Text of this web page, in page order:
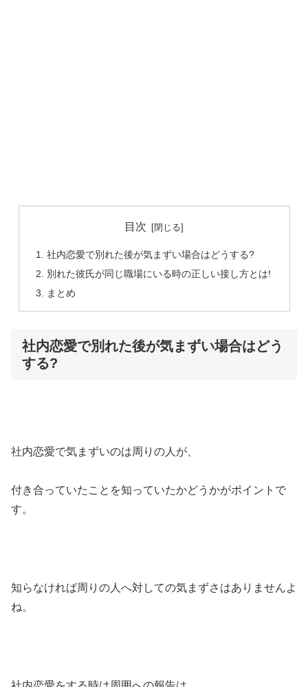
目次
社内恋愛で別れた後が気まずい場合はどうする?
別れた彼氏が同じ職場にいる時の正しい接し方とは!
まとめ
社内恋愛で別れた後が気まずい場合はどう
する?
社内恋愛で気まずいのは周りの人が、
付き合っていたことを知っていたかどうかがポイントで
す。
知らなければ周りの人へ対しての気まずさはありませんよ
ね。